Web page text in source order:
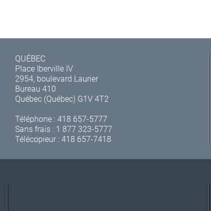
QUÉBEC
Place Iberville IV
2954, boulevard Laurier
Bureau 410
Québec (Québec) G1V 4T2
Téléphone :418 657-5777
Sans frais : 1 877 323-5777
Télécopieur : 418 657-7418